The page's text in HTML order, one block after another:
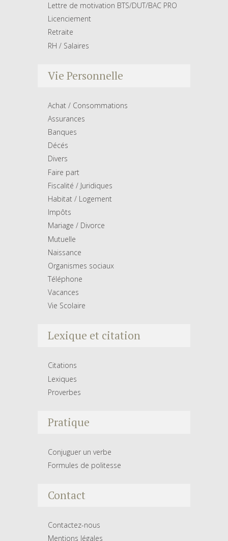
Lettre de motivation BTS/DUT/BAC PRO
Licenciement
Retraite
RH / Salaires
Vie Personnelle
Achat / Consommations
Assurances
Banques
Décés
Divers
Faire part
Fiscalité / Juridiques
Habitat / Logement
Impôts
Mariage / Divorce
Mutuelle
Naissance
Organismes sociaux
Téléphone
Vacances
Vie Scolaire
Lexique et citation
Citations
Lexiques
Proverbes
Pratique
Conjuguer un verbe
Formules de politesse
Contact
Contactez-nous
Mentions légales